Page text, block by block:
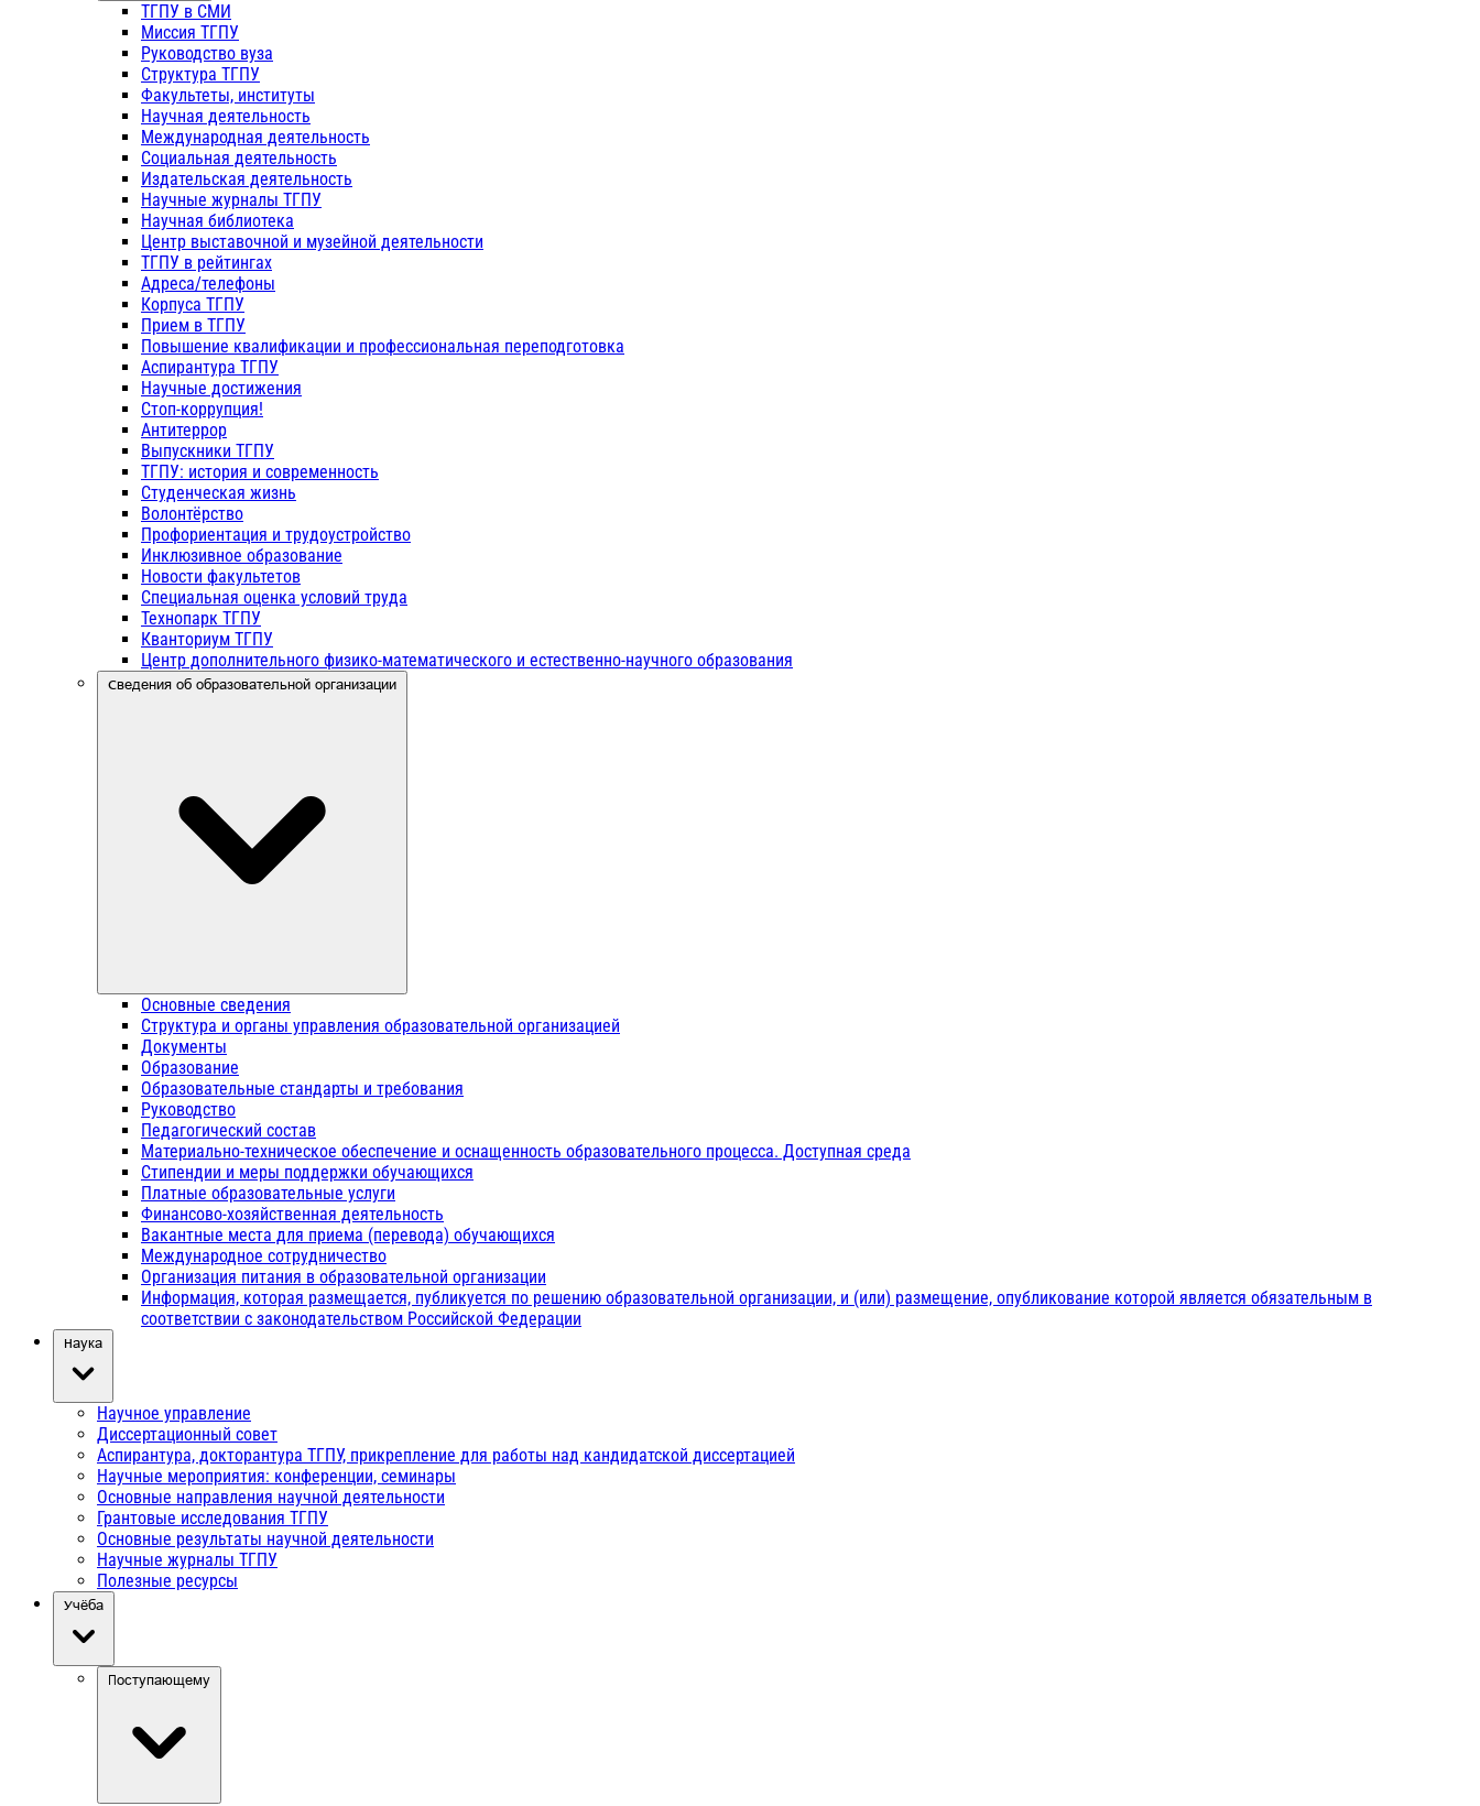
ТГПУ в СМИ
Миссия ТГПУ
Руководство вуза
Структура ТГПУ
Факультеты, институты
Научная деятельность
Международная деятельность
Социальная деятельность
Издательская деятельность
Научные журналы ТГПУ
Научная библиотека
Центр выставочной и музейной деятельности
ТГПУ в рейтингах
Адреса/телефоны
Корпуса ТГПУ
Прием в ТГПУ
Повышение квалификации и профессиональная переподготовка
Аспирантура ТГПУ
Научные достижения
Стоп-коррупция!
Антитеррор
Выпускники ТГПУ
ТГПУ: история и современность
Студенческая жизнь
Волонтёрство
Профориентация и трудоустройство
Инклюзивное образование
Новости факультетов
Специальная оценка условий труда
Технопарк ТГПУ
Кванториум ТГПУ
Центр дополнительного физико-математического и естественно-научного образования
Сведения об образовательной организации
Основные сведения
Структура и органы управления образовательной организацией
Документы
Образование
Образовательные стандарты и требования
Руководство
Педагогический состав
Материально-техническое обеспечение и оснащенность образовательного процесса. Доступная среда
Стипендии и меры поддержки обучающихся
Платные образовательные услуги
Финансово-хозяйственная деятельность
Вакантные места для приема (перевода) обучающихся
Международное сотрудничество
Организация питания в образовательной организации
Информация, которая размещается, публикуется по решению образовательной организации, и (или) размещение, опубликование которой является обязательным в
соответствии с законодательством Российской Федерации
Наука
Научное управление
Диссертационный совет
Аспирантура, докторантура ТГПУ, прикрепление для работы над кандидатской диссертацией
Научные мероприятия: конференции, семинары
Основные направления научной деятельности
Грантовые исследования ТГПУ
Основные результаты научной деятельности
Научные журналы ТГПУ
Полезные ресурсы
Учёба
Поступающему